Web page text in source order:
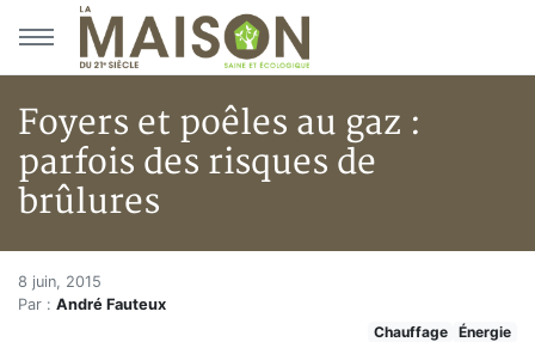
Aller au menu principal
Aller au contenu principal
Foyers et poêles au gaz :
parfois des risques de
brûlures
Accueil
Articles
Foyers et poêles au gaz :
8 juin, 2015
Par : André Fauteux
Chauffage
Énergie